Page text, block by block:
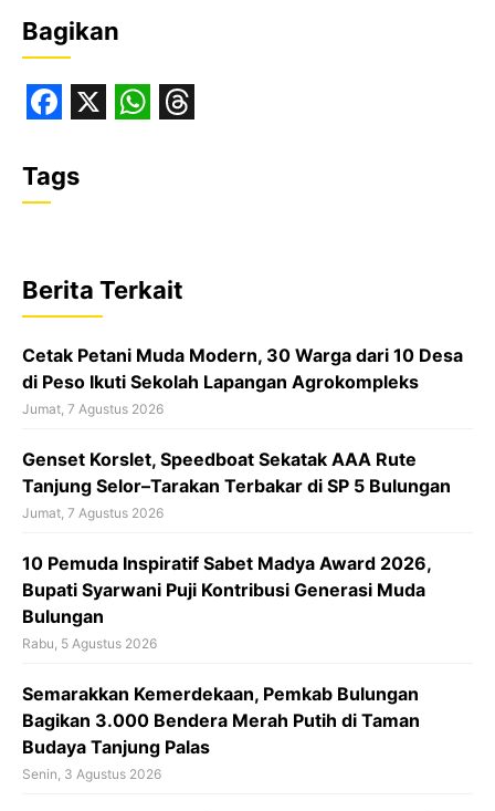
Bagikan
a
c
b
o
o
k
s
A
p
p
a
d
s
Tags
Berita Terkait
Cetak Petani Muda Modern, 30 Warga dari 10 Desa
di Peso Ikuti Sekolah Lapangan Agrokompleks
Jumat, 7 Agustus 2026
‎Genset Korslet, Speedboat Sekatak AAA Rute
Tanjung Selor–Tarakan Terbakar di SP 5 Bulungan
Jumat, 7 Agustus 2026
10 Pemuda Inspiratif Sabet Madya Award 2026,
Bupati Syarwani Puji Kontribusi Generasi Muda
Bulungan
Rabu, 5 Agustus 2026
Semarakkan Kemerdekaan, Pemkab Bulungan
Bagikan 3.000 Bendera Merah Putih di Taman
Budaya Tanjung Palas
Senin, 3 Agustus 2026